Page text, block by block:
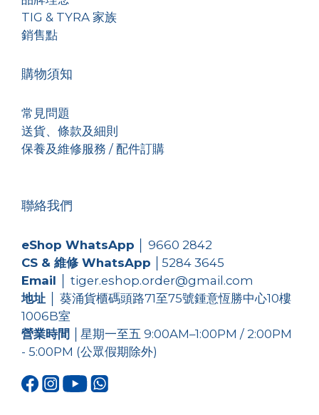
TIG & TYRA 家族
銷售點
購物須知
常見問題
送貨、條款及細則
保養及維修服務 / 配件訂購
聯絡我們
eShop WhatsApp
9660 2842
CS & 維修 WhatsApp
5284 3645
Email
│ tiger.eshop.order@gmail.com
地址
│ 葵涌貨櫃碼頭路71至75號鍾意恆勝中心10樓
1006B室
營業時間 │星期一至五 9:00AM–1:00PM / 2:00PM
- 5:00PM (公眾假期除外)